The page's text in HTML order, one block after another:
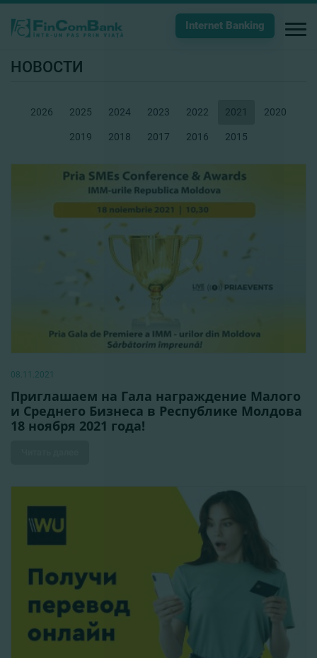
Internet Banking
НОВОСТИ
2026 2025 2024 2023 2022 2021 2020
2019 2018 2017 2016 2015
08.11.2021
Приглашаем на Гала награждение Малого
и Среднего Бизнеса в Республике Молдова
18 ноября 2021 года!